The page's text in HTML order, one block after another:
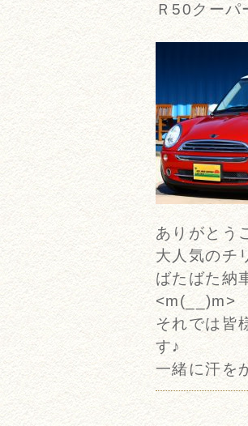
Ｒ50クーパ
ありがとう
大人気のチ
ばたばた納
<m(__)m>
それでは皆
す♪
一緒に汗を